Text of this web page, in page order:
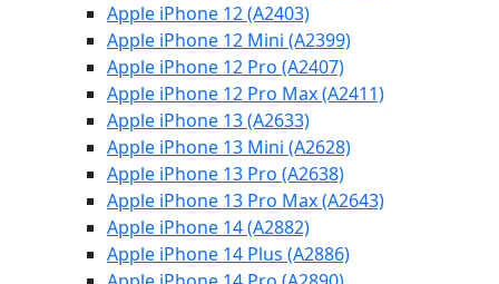
Apple iPhone 12 (A2403)
Apple iPhone 12 Mini (A2399)
Apple iPhone 12 Pro (A2407)
Apple iPhone 12 Pro Max (A2411)
Apple iPhone 13 (A2633)
Apple iPhone 13 Mini (A2628)
Apple iPhone 13 Pro (A2638)
Apple iPhone 13 Pro Max (A2643)
Apple iPhone 14 (A2882)
Apple iPhone 14 Plus (A2886)